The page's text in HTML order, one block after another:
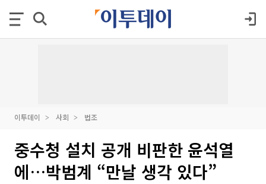
이투데이 사회 법조
중수청 설치 공개 비판한 윤석열
에…박범계 “만날 생각 있다”